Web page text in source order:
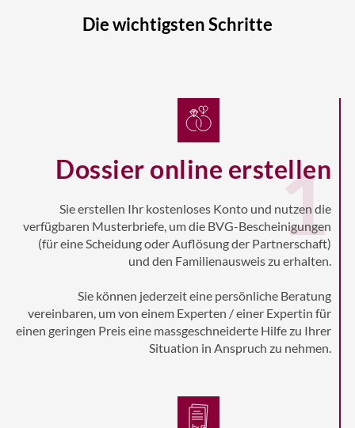
Die wichtigsten Schritte
1
Dossier online erstellen
Sie erstellen Ihr kostenloses Konto und nutzen die
verfügbaren Musterbriefe, um die BVG-Bescheinigungen
(für eine Scheidung oder Auflösung der Partnerschaft)
und den Familienausweis zu erhalten.
Sie können jederzeit eine persönliche Beratung
vereinbaren, um von einem Experten / einer Expertin für
einen geringen Preis eine massgeschneiderte Hilfe zu Ihrer
Situation in Anspruch zu nehmen.